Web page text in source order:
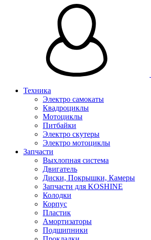
Техника
Электро самокаты
Квадроциклы
Мотоциклы
Питбайки
Электро скутеры
Электро мотоциклы
Запчасти
Выхлопная система
Двигатель
Диски, Покрышки, Камеры
Запчасти для KOSHINE
Колодки
Корпус
Пластик
Амортизаторы
Подшипники